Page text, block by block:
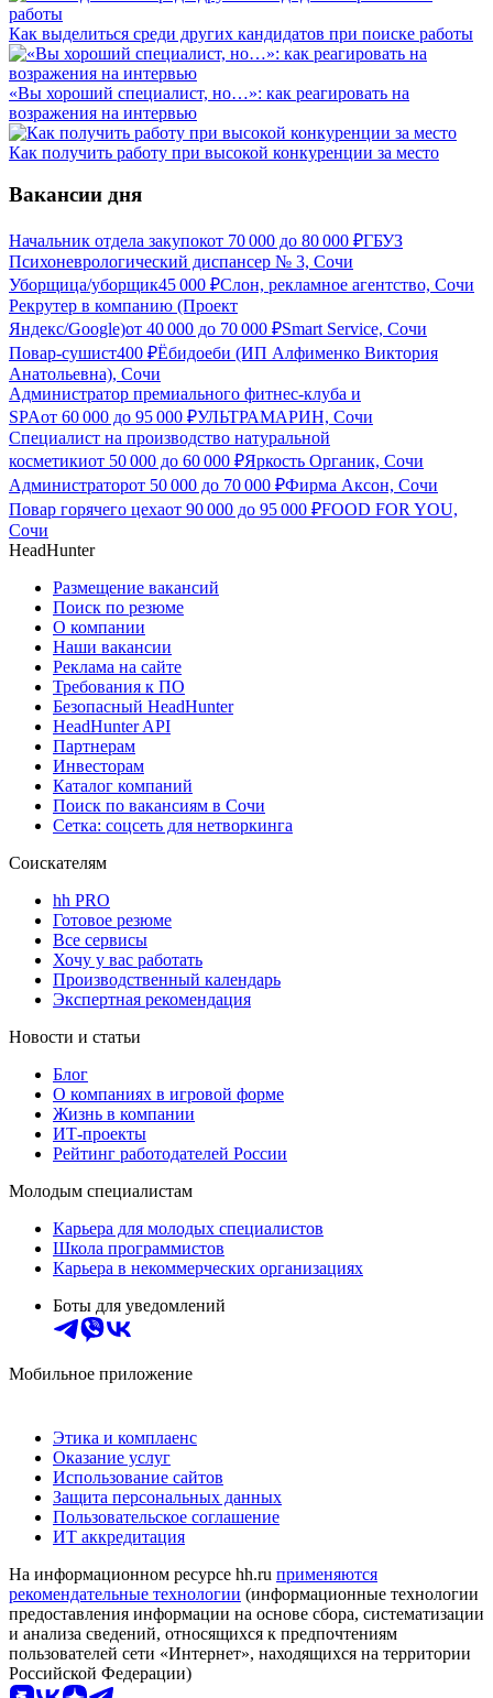
Как выделиться среди других кандидатов при поиске работы
«Вы хороший специалист, но…»: как реагировать на
возражения на интервью
Как получить работу при высокой конкуренции за место
Вакансии дня
Начальник отдела закупокот 70 000 до 80 000 ₽ГБУЗ
Психоневрологический диспансер № 3, Сочи
Уборщица/уборщик45 000 ₽Слон, рекламное агентство, Сочи
Рекрутер в компанию (Проект
Яндекс/Google)от 40 000 до 70 000 ₽Smart Service, Сочи
Повар-сушист400 ₽Ёбидоеби (ИП Алфименко Виктория
Анатольевна), Сочи
Администратор премиального фитнес-клуба и
SPAот 60 000 до 95 000 ₽УЛЬТРАМАРИН, Сочи
Специалист на производство натуральной
косметикиот 50 000 до 60 000 ₽Яркость Органик, Сочи
Администраторот 50 000 до 70 000 ₽Фирма Аксон, Сочи
Повар горячего цехаот 90 000 до 95 000 ₽FOOD FOR YOU,
Сочи
HeadHunter
Размещение вакансий
Поиск по резюме
О компании
Наши вакансии
Реклама на сайте
Требования к ПО
Безопасный HeadHunter
HeadHunter API
Партнерам
Инвесторам
Каталог компаний
Поиск по вакансиям в Сочи
Сетка: соцсеть для нетворкинга
Соискателям
hh PRO
Готовое резюме
Все сервисы
Хочу у вас работать
Производственный календарь
Экспертная рекомендация
Новости и статьи
Блог
О компаниях в игровой форме
Жизнь в компании
ИТ-проекты
Рейтинг работодателей России
Молодым специалистам
Карьера для молодых специалистов
Школа программистов
Карьера в некоммерческих организациях
Боты для уведомлений
Мобильное приложение
Этика и комплаенс
Оказание услуг
Использование сайтов
Защита персональных данных
Пользовательское соглашение
ИТ аккредитация
На информационном ресурсе hh.ru применяются
рекомендательные технологии (информационные технологии
предоставления информации на основе сбора, систематизации
и анализа сведений, относящихся к предпочтениям
пользователей сети «Интернет», находящихся на территории
Российской Федерации)